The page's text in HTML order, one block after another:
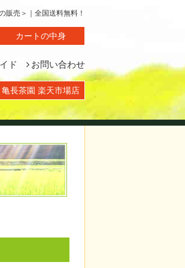
販売＞｜全国送料無料！
カートの中身
ド お問い合わせ
亀長茶園 楽天市場店